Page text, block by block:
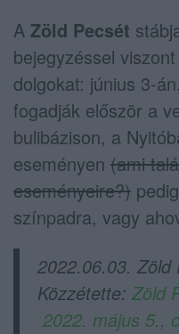
A Zöld Pecsét
bejegyzéssel
dolgokat: június 3-
fogadják először a
bulibázison, a
eseményen (ami
eseményeire?)
színpadra, vagy
2022.06.03. Zöld
Közzétette: Zöld
2022. május 5.,